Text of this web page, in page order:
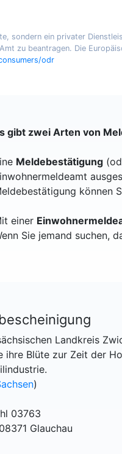
sondern ein privater
zu beantragen. Die
odr
gibt zwei Arten von
Meldebestätigung
können
einer
Sie jemand suchen,
Landkreis
Blüte zur Zeit der
)
03763
Glauchau